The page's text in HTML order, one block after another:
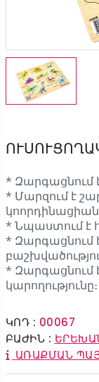
* Զարգացնում
* Մարզում է
* Նպաստում է
* Զարգացնում
* Զարգացնում
կարողությունը։
ԿՈԴ : 00067
ԲԱԺԻՆ :
ԱՌԱՔՄԱՆ